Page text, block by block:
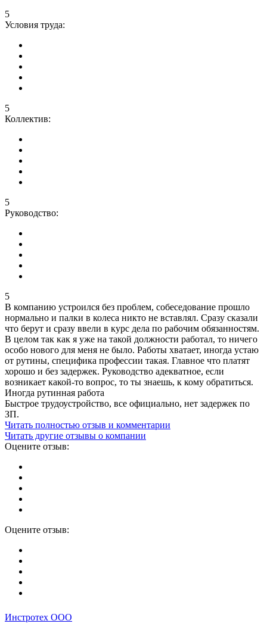
5
Условия труда:
5
Коллектив:
5
Руководство:
5
В компанию устроился без проблем, собеседование прошло
нормально и палки в колеса никто не вставлял. Сразу сказали
что берут и сразу ввели в курс дела по рабочим обязанностям.
В целом так как я уже на такой должности работал, то ничего
особо нового для меня не было. Работы хватает, иногда устаю
от рутины, специфика профессии такая. Главное что платят
хорошо и без задержек. Руководство адекватное, если
возникает какой-то вопрос, то ты знаешь, к кому обратиться.
Иногда рутинная работа
Быстрое трудоустройство, все официально, нет задержек по
ЗП.
Читать полностью отзыв и комментарии
Читать другие отзывы о компании
Оцените отзыв:
Оцените отзыв:
Инстротех ООО